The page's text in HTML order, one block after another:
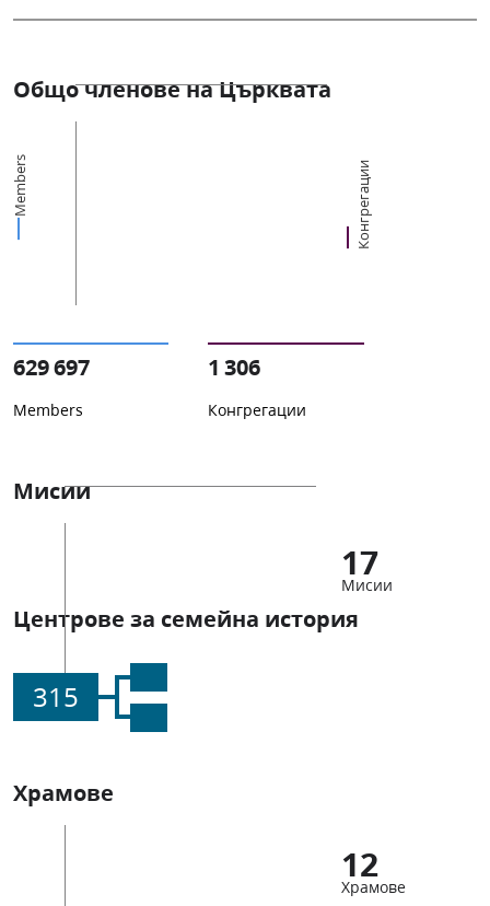
Общо членове на Църквата
Members Конгрегации
629 697
Members
1 306
Конгрегации
Мисии
17
Мисии
Центрове за семейна история
315
Храмове
12
Храмове